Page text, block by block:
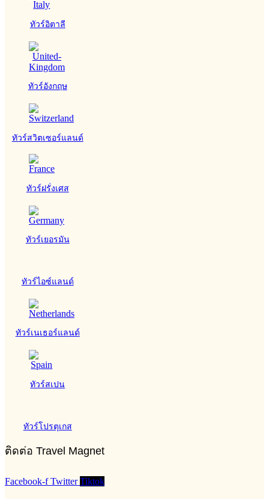
ทัวร์อิตาลี
ทัวร์อังกฤษ
ทัวร์สวิตเซอร์แลนด์
ทัวร์ฝรั่งเศส
ทัวร์เยอรมัน
ทัวร์ไอซ์แลนด์
ทัวร์เนเธอร์แลนด์
ทัวร์สเปน
ทัวร์โปรตุเกส
ติดต่อ Travel Magnet
Facebook-f Twitter Tiktok